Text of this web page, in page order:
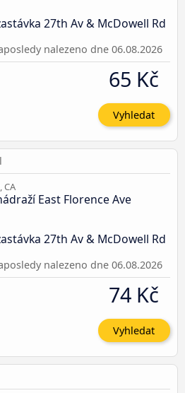
27th Av & McDowell Rd
nalezeno dne 06.08.2026
65 Kč
Vyhledat
CA
East Florence Ave
27th Av & McDowell Rd
nalezeno dne 06.08.2026
74 Kč
Vyhledat